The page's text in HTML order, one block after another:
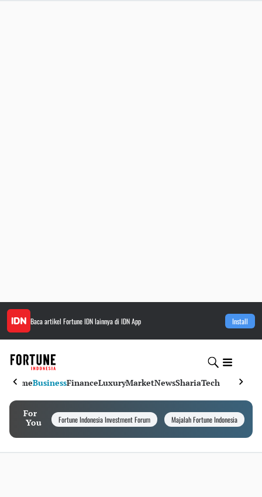
Baca artikel Fortune IDNlainnya di IDN App Install
HomeBusinessFinanceLuxuryMarketNewsShariaTech
For
You
Fortune Indonesia Investment Forum Majalah Fortune Indonesia